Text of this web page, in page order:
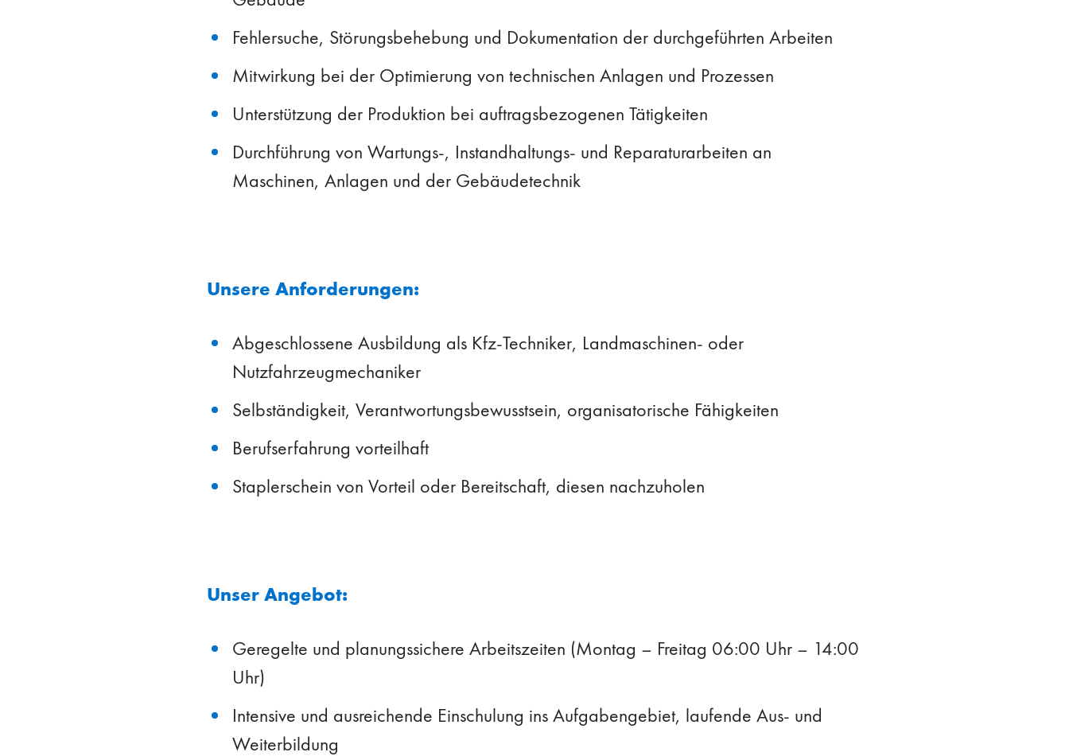
Fehlersuche, Störungsbehebung und Dokumentation der durchgeführten Arbeiten
Mitwirkung bei der Optimierung von technischen Anlagen und Prozessen
Unterstützung der Produktion bei auftragsbezogenen Tätigkeiten
Durchführung von Wartungs-, Instandhaltungs- und Reparaturarbeiten an
Maschinen, Anlagen und der Gebäudetechnik
Unsere Anforderungen:
Abgeschlossene Ausbildung als Kfz-Techniker, Landmaschinen- oder
Nutzfahrzeugmechaniker
Selbständigkeit, Verantwortungsbewusstsein, organisatorische Fähigkeiten
Berufserfahrung vorteilhaft
Staplerschein von Vorteil oder Bereitschaft, diesen nachzuholen
Unser Angebot:
Geregelte und planungssichere Arbeitszeiten (Montag – Freitag 06:00 Uhr – 14:00
Uhr)
Intensive und ausreichende Einschulung ins Aufgabengebiet, laufende Aus- und
Weiterbildung